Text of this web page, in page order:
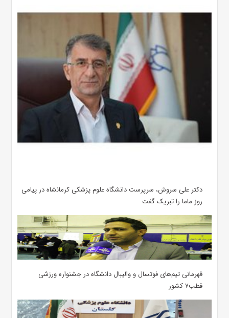
دکتر علی سروش، سرپرست دانشگاه علوم پزشکی کرمانشاه در پیامی
روز ماما را تبریک گفت
قهرمانی تیم‌های فوتسال و والیبال دانشگاه در جشنواره ورزشی
قطب۷ کشور